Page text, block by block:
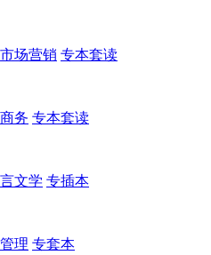
市场营销 专本套读
务 专本套读
文学 专插本
理 专套本